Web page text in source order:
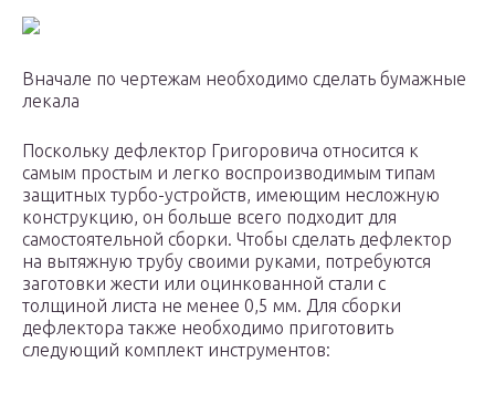
Вначале по чертежам необходимо сделать бумажные
лекала
Поскольку дефлектор Григоровича относится к
самым простым и легко воспроизводимым типам
защитных турбо-устройств, имеющим несложную
конструкцию, он больше всего подходит для
самостоятельной сборки. Чтобы сделать дефлектор
на вытяжную трубу своими руками, потребуются
заготовки жести или оцинкованной стали с
толщиной листа не менее 0,5 мм. Для сборки
дефлектора также необходимо приготовить
следующий комплект инструментов: